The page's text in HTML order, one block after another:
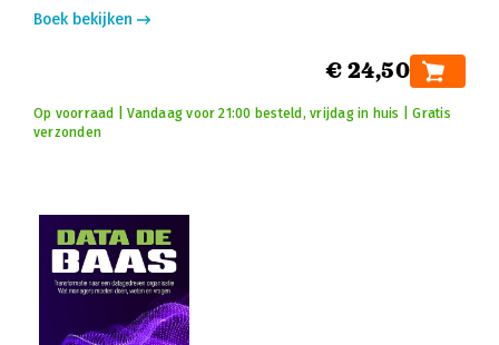
Boek bekijken
€ 24,50
Op voorraad | Vandaag voor 21:00 besteld, vrijdag in huis | Gratis
verzonden